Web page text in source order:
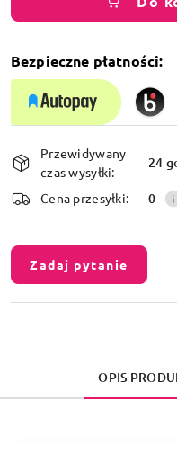
Bezpieczne płatności:
Dostępność
i
dostawa
Przewidywany
czas wysyłki:
24
Cena przesyłki: 0
Zadaj pytanie
OPIS